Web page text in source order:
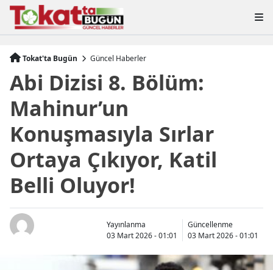
Tokat'ta Bugün Güncel Haberler
Abi Dizisi 8. Bölüm:
Mahinur’un
Konuşmasıyla Sırlar
Ortaya Çıkıyor, Katil
Belli Oluyor!
Yayınlanma
03 Mart 2026 - 01:01
Güncellenme
03 Mart 2026 - 01:01